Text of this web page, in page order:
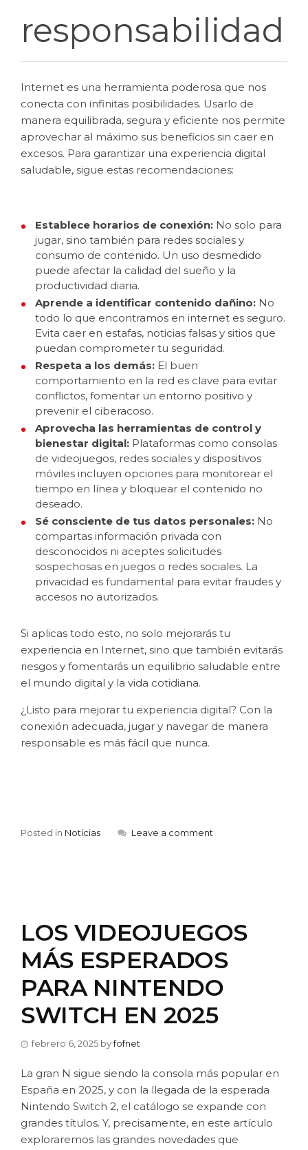
responsabilidad
Internet es una herramienta poderosa que nos
conecta con infinitas posibilidades. Usarlo de
manera equilibrada, segura y eficiente nos permite
aprovechar al máximo sus beneficios sin caer en
excesos. Para garantizar una experiencia digital
saludable, sigue estas recomendaciones:
Establece horarios de conexión: No solo para
jugar, sino también para redes sociales y
consumo de contenido. Un uso desmedido
puede afectar la calidad del sueño y la
productividad diaria.
Aprende a identificar contenido dañino: No
todo lo que encontramos en internet es seguro.
Evita caer en estafas, noticias falsas y sitios que
puedan comprometer tu seguridad.
Respeta a los demás: El buen
comportamiento en la red es clave para evitar
conflictos, fomentar un entorno positivo y
prevenir el ciberacoso.
Aprovecha las herramientas de control y
bienestar digital: Plataformas como consolas
de videojuegos, redes sociales y dispositivos
móviles incluyen opciones para monitorear el
tiempo en línea y bloquear el contenido no
deseado.
Sé consciente de tus datos personales: No
compartas información privada con
desconocidos ni aceptes solicitudes
sospechosas en juegos o redes sociales. La
privacidad es fundamental para evitar fraudes y
accesos no autorizados.
Si aplicas todo esto, no solo mejorarás tu
experiencia en Internet, sino que también evitarás
riesgos y fomentarás un equilibrio saludable entre
el mundo digital y la vida cotidiana.
¿Listo para mejorar tu experiencia digital? Con la
conexión adecuada, jugar y navegar de manera
responsable es más fácil que nunca.
Posted in Noticias Leave a comment
LOS VIDEOJUEGOS
MÁS ESPERADOS
PARA NINTENDO
SWITCH EN 2025
febrero 6, 2025 byfofnet
La gran N sigue siendo la consola más popular en
España en 2025, y con la llegada de la esperada
Nintendo Switch 2, el catálogo se expande con
grandes títulos. Y, precisamente, en este artículo
exploraremos las grandes novedades que